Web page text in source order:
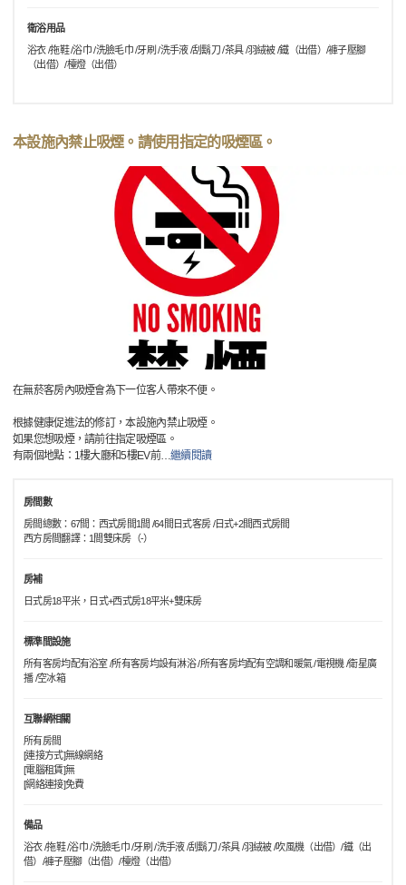
衛浴用品
浴衣 /拖鞋 /浴巾 /洗臉毛巾 /牙刷 /洗手液 /刮鬍刀 /茶具 /羽絨被 /鐵（出借）/褲子壓腳
（出借）/檯燈（出借）
本設施內禁止吸煙。請使用指定的吸煙區。
在無菸客房內吸煙會為下一位客人帶來不便。
根據健康促進法的修訂，本設施內禁止吸煙。
如果您想吸煙，請前往指定吸煙區。
有兩個地點：1樓大廳和5樓EV前…繼續閱讀
房間數
房間總數：67間：西式房間1間 /64間日式客房 /日式+2間西式房間
西方房間翻譯：1間雙床房（-）
房補
日式房18平米，日式+西式房18平米+雙床房
標準間設施
所有客房均配有浴室 /所有客房均設有淋浴 /所有客房均配有空調和暖氣 /電視機 /衛星廣
播 /空冰箱
互聯網相關
所有房間
[連接方式]無線網絡
[電腦租賃]無
[網絡連接]免費
備品
浴衣 /拖鞋 /浴巾 /洗臉毛巾 /牙刷 /洗手液 /刮鬍刀 /茶具 /羽絨被 /吹風機（出借）/鐵（出
借）/褲子壓腳（出借）/檯燈（出借）